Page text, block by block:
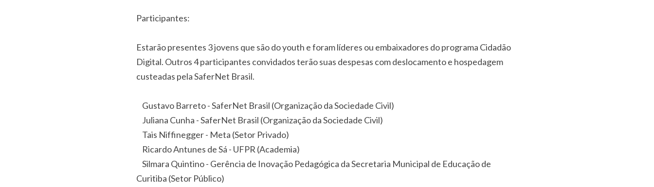
Participantes:
Estarão presentes 3 jovens que são do youth e foram líderes ou embaixadores do programa Cidadão
Digital. Outros 4 participantes convidados terão suas despesas com deslocamento e hospedagem
custeadas pela SaferNet Brasil.
Gustavo Barreto - SaferNet Brasil (Organização da Sociedade Civil)
Juliana Cunha - SaferNet Brasil (Organização da Sociedade Civil)
Tais Niffinegger - Meta (Setor Privado)
Ricardo Antunes de Sá - UFPR (Academia)
Silmara Quintino - Gerência de Inovação Pedagógica da Secretaria Municipal de Educação de
Curitiba (Setor Público)